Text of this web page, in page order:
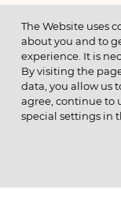
МЕНЮ
© 2026 ОАО
ПОЗВОНИТЕ
8 (800) 333-
The Website uses
about you and to
experience. It is
By visiting the
data, you allow us
agree, continue to
special settings in